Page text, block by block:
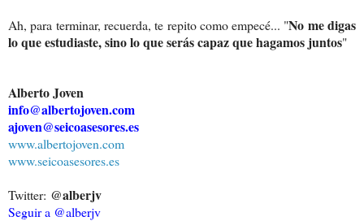
Ah, para terminar, recuerda, te repito como empecé... "No me digas
lo que estudiaste, sino lo que serás capaz que hagamos juntos"
Alberto Joven
info@albertojoven.com
ajoven@seicoasesores.es
www.albertojoven.com
www.seicoasesores.es
Twitter: @alberjv
Seguir a @alberjv